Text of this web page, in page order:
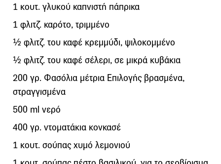
1 κουτ. γλυκού καπνιστή πάπρικα
1 φλιτζ. καρότο, τριµµένο
½ φλιτζ. του καφέ κρεµµύδι, ψιλοκοµµένο
½ φλιτζ. του καφέ σέλερι, σε µικρά κυβάκια
200 γρ. Φασόλια μέτρια Επιλογής βρασµένα,
στραγγισµένα
500 ml νερό
400 γρ. ντοµατάκια κονκασέ
1 κουτ. σούπας χυµό λεµονιού